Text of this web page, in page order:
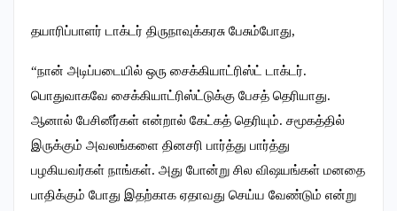
தயாரிப்பாளர் டாக்டர் திருநாவுக்கரசு பேசும்போது,
“நான் அடிப்படையில் ஒரு சைக்கியாட்ரிஸ்ட் டாக்டர்.
பொதுவாகவே சைக்கியாட்ரிஸ்ட்டுக்கு பேசத் தெரியாது.
ஆனால் பேசினீர்கள் என்றால் கேட்கத் தெரியும். சமூகத்தில்
இருக்கும் அவலங்களை தினசரி பார்த்து பார்த்து
பழகியவர்கள் நாங்கள். அது போன்று சில விஷயங்கள் மனதை
பாதிக்கும் போது இதற்காக ஏதாவது செய்ய வேண்டும் என்று